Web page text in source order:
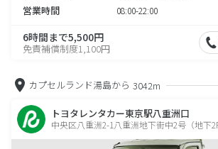
営業時間 08:00-22:00
6時間まで5,500円
免責補償制度1,100円
カプセルランド湯島から 3042m
トヨタレンタカー東京駅八重洲口
中央区八重洲2-1八重洲地下街中2号（地下2F